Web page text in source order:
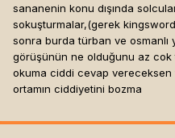
sananenin konu dışında
sokuşturmalar,(gerek
sonra burda türban ve osmanlı
görüşünün ne olduğunu az
okuma ciddi cevap
ortamın ciddiyetini bozma